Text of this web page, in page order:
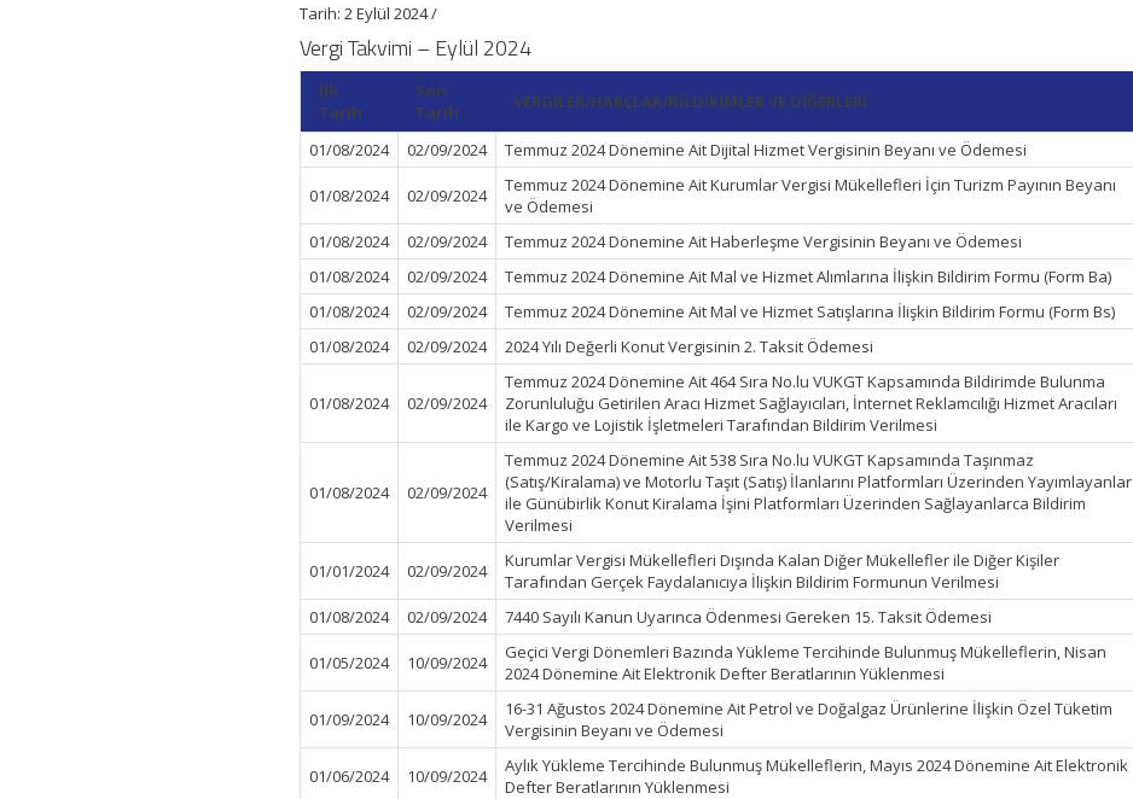
Tarih: 2 Eylül 2024 /
Vergi Takvimi – Eylül 2024
İlk
Tarih
Son
Tarih
VERGİLER/HARÇLAR/BİLDİRİMLER VE DİĞERLERİ
01/08/2024 02/09/2024 Temmuz 2024 Dönemine Ait Dijital Hizmet Vergisinin Beyanı ve Ödemesi
01/08/2024 02/09/2024
Temmuz 2024 Dönemine Ait Kurumlar Vergisi Mükellefleri İçin Turizm Payının Beyanı
ve Ödemesi
01/08/2024
02/09/2024
Temmuz 2024 Dönemine Ait Haberleşme Vergisinin Beyanı ve Ödemesi
01/08/2024
02/09/2024
Temmuz 2024 Dönemine Ait Mal ve Hizmet Alımlarına İlişkin Bildirim Formu (Form Ba)
01/08/2024
02/09/2024
Temmuz 2024 Dönemine Ait Mal ve Hizmet Satışlarına İlişkin Bildirim Formu (Form Bs)
01/08/2024
02/09/2024 2024 Yılı Değerli Konut Vergisinin 2. Taksit Ödemesi
01/08/2024 02/09/2024
Temmuz 2024 Dönemine Ait 464 Sıra No.lu VUKGT Kapsamında Bildirimde Bulunma
Zorunluluğu Getirilen Aracı Hizmet Sağlayıcıları, İnternet Reklamcılığı Hizmet Aracıları
ile Kargo ve Lojistik İşletmeleri Tarafından Bildirim Verilmesi
01/08/2024 02/09/2024
Temmuz 2024 Dönemine Ait 538 Sıra No.lu VUKGT Kapsamında Taşınmaz
(Satış/Kiralama) ve Motorlu Taşıt (Satış) İlanlarını Platformları Üzerinden Yayımlayanlar
ile Günübirlik Konut Kiralama İşini Platformları Üzerinden Sağlayanlarca Bildirim
Verilmesi
01/01/2024 02/09/2024
Kurumlar Vergisi Mükellefleri Dışında Kalan Diğer Mükellefler ile Diğer Kişiler
Tarafından Gerçek Faydalanıcıya İlişkin Bildirim Formunun Verilmesi
01/08/2024
02/09/2024 7440 Sayılı Kanun Uyarınca Ödenmesi Gereken 15. Taksit Ödemesi
01/05/2024 10/09/2024
Geçici Vergi Dönemleri Bazında Yükleme Tercihinde Bulunmuş Mükelleflerin, Nisan
2024 Dönemine Ait Elektronik Defter Beratlarının Yüklenmesi
01/09/2024 10/09/2024
16-31 Ağustos 2024 Dönemine Ait Petrol ve Doğalgaz Ürünlerine İlişkin Özel Tüketim
Vergisinin Beyanı ve Ödemesi
01/06/2024 10/09/2024
Aylık Yükleme Tercihinde Bulunmuş Mükelleflerin, Mayıs 2024 Dönemine Ait Elektronik
Defter Beratlarının Yüklenmesi